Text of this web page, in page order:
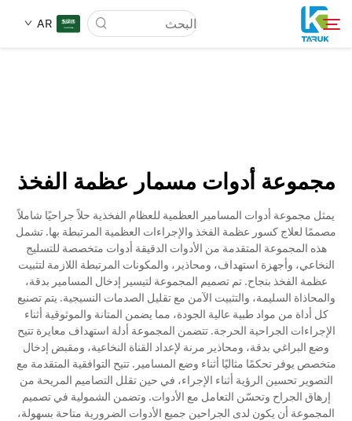
AR
القدرات
أخبار وأحداث
عنّا
مدونة
الاتصال
مجموعة أدوات مسمار عظمة الفخذ
يمثل مجموعة أدوات المسامير العظمية للعظام الفخذية حلاً جراحيًا شاملاً
مصممًا لعلاج كسور عظمة الفخذ والإجراءات العظمية المرتبطة بها. تشمل
هذه المجموعة المتقدمة من الأدوات الدقيقة أدوات متخصصة للتسليج
النخاعي، وأجهزة استهداف، ومحاذير، والمكونات المرتبطة اللازمة لتثبيت
عظمة الفخذ بنجاح. تم تصميم المجموعة لتيسير إدخال المسامير بدقة،
والمحاذاة السليمة، والتثبيت الآمن مع تقليل الصدمات النسيجية. يتم تصنيع
كل أداة من مواد طبية عالية الجودة، مما يضمن المتانة والموثوقية أثناء
الإجراءات الجراحية الحرجة. تتضمن المجموعة أدلة استهداف معايرة تتيح
وضع البراغي بدقة، ومحاذير مرنة لإعداد القناة النخاعية، ومقبض إدخال
متخصص يوفر تحكمًا مثاليًا أثناء وضع المسامير. تتيح التوافقية المتقدمة مع
التصوير تحسين الرؤية أثناء الإجراء، في حين تقلل التصاميم المريحة من
إرهاق الجراح وتحسّن التعامل مع الأدوات. وتضمن الشمولية في تصميم
المجموعة أن يكون لدى الجراحين جميع الأدوات الضرورية متاحة بسهولة،